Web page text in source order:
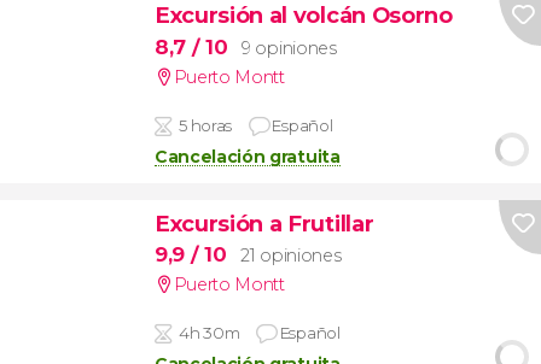
Excursión al volcán Osorno
8,7 / 10
9 opiniones
Puerto Montt
5 horas Español
Cancelación gratuita
Excursión a Frutillar
9,9 / 10
21 opiniones
Puerto Montt
4h 30m Español